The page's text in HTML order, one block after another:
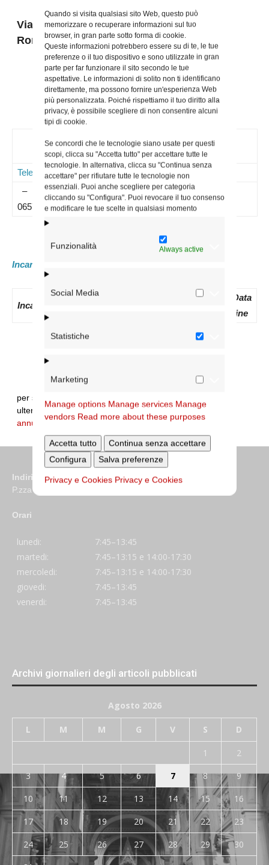
Quando si visita qualsiasi sito Web, questo può
memorizzare o recuperare informazioni sul tuo
browser, in gran parte sotto forma di cookie.
Queste informazioni potrebbero essere su di te, le tue
preferenze o il tuo dispositivo e sono utilizzate in gran
parte per far funzionare il sito secondo le tue
aspettative. Le informazioni di solito non ti identificano
direttamente, ma possono fornire un'esperienza Web
più personalizzata. Poiché rispettiamo il tuo diritto alla
privacy, è possibile scegliere di non consentire alcuni
tipi di cookie.
Se concordi che le tecnologie siano usate per questi
scopi, clicca su "Accetta tutto" per accettare tutte le
tecnologie. In alternativa, clicca su "Continua senza
accettare" per rifiutare tutte le tecnologie non
essenziali. Puoi anche scegliere per categoria
cliccando su "Configura". Puoi revocare il tuo consenso
e modificare le tue scelte in qualsiasi momento
Funzionalità Always active
Social Media
Statistiche
Marketing
Manage options Manage services Manage
vendors Read more about these purposes
Accetta tutto
Continua senza accettare
Configura
Salva preferenze
Privacy e Cookies Privacy e Cookies
Via Ginori 10 – 00153
Roma
Contatti
Telefoni Mail Sito WEB
–
065746391
Incaricati attuali:
Incaricato
Data
Data
fine
per segnalare errori sui dati e/o integrare
ulteriori informazioni:
annuario@diocesidiroma.it
Indirizzo
P.zza S. Giovanni in Laterano 6 00184 Roma
Orari
lunedi:
7:45–13:45
martedi:
7:45–13:15 e 14:00-17:30
mercoledi:
7:45–13:15 e 14:00-17:30
giovedi:
7:45–13:45
venerdi:
7:45–13:45
Archivi giornalieri degli articoli pubblicati
Agosto 2026
L M M G V S D
1
2
3
4 5 6 7 8
9
10
11 12 13 14 15
16
17
18 19 20 21 22
23
24
25 26 27 28 29
30